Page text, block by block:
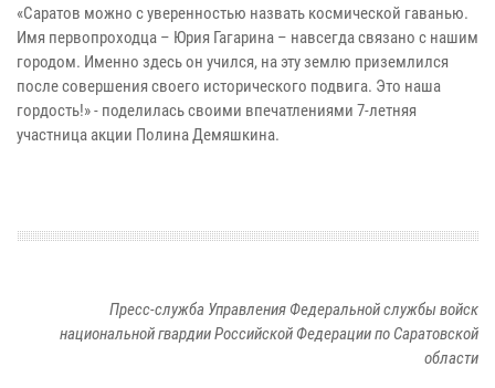
«Саратов можно с уверенностью назвать космической гаванью.
Имя первопроходца – Юрия Гагарина – навсегда связано с нашим
городом. Именно здесь он учился, на эту землю приземлился
после совершения своего исторического подвига. Это наша
гордость!» - поделилась своими впечатлениями 7-летняя
участница акции Полина Демяшкина.
Пресс-служба Управления Федеральной службы войск
национальной гвардии Российской Федерации по Саратовской
области